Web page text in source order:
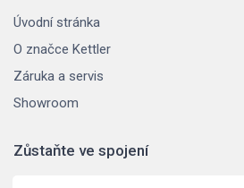
Úvodní stránka
O značce Kettler
Záruka a servis
Showroom
Zůstaňte ve spojení